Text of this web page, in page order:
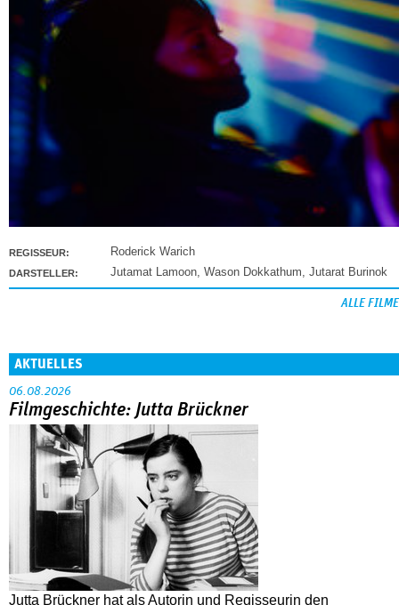
REGISSEUR: Roderick Warich
DARSTELLER: Jutamat Lamoon, Wason Dokkathum, Jutarat Burinok
ALLE FILME
AKTUELLES
06.08.2026
Filmgeschichte: Jutta Brückner
Jutta Brückner hat als Autorin und Regisseurin den